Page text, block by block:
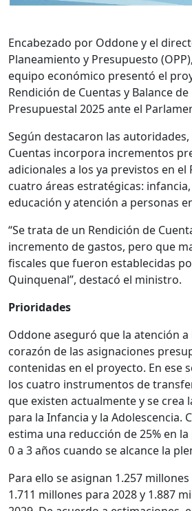
Encabezado por Oddone y el
Planeamiento y Presupuesto
equipo económico presentó el
Rendición de Cuentas y Balance de
Presupuestal 2025 ante el
Según destacaron las
Cuentas incorpora incrementos
adicionales a los ya previstos en el
cuatro áreas estratégicas:
educación y atención a personas
“Se trata de un Rendición de
incremento de gastos, pero que
fiscales que fueron establecidas
Quinquenal”, destacó el ministro.
Prioridades
Oddone aseguró que la atención a
corazón de las asignaciones
contenidas en el proyecto. En ese
los cuatro instrumentos de
que existen actualmente y se crea
para la Infancia y la Adolescencia.
estima una reducción de 25% en
0 a 3 años cuando se alcance la
Para ello se asignan 1.257
1.711 millones para 2028 y 1.887